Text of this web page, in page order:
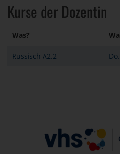
Kurse der Dozentin
Was?
Russisch A2.2